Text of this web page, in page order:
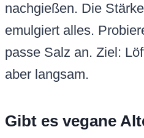
nachgießen. Die
emulgiert alles.
passe Salz an. Ziel:
aber langsam.
Gibt es vegane